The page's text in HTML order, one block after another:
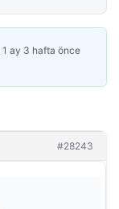
1 ay 3 hafta önce
#28243